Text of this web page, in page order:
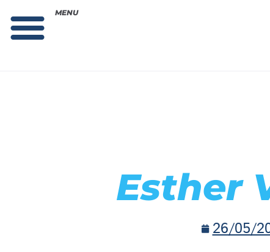
MENU
Esther
26/05/